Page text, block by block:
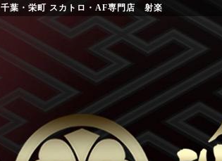
千葉・栄町 スカトロ・AF専門店 射楽